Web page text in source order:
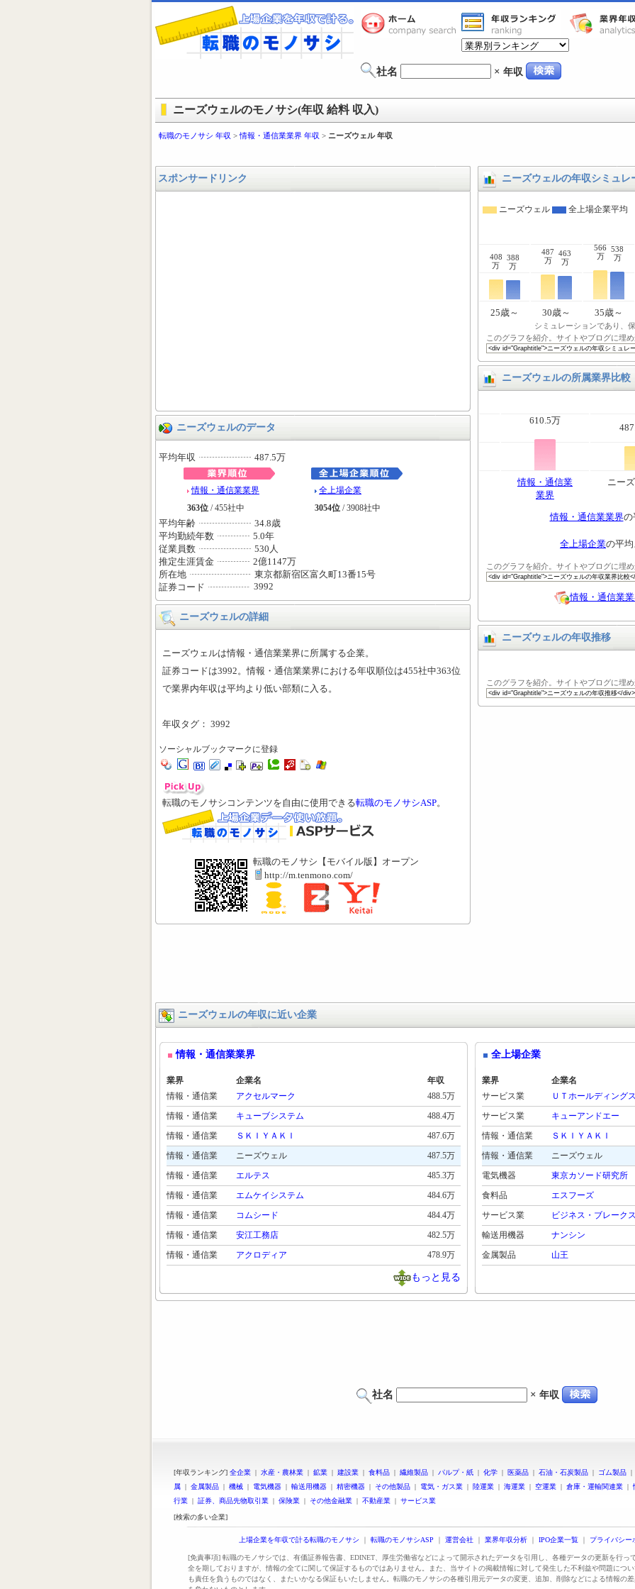
社名 × 年収
ニーズウェルのモノサシ(年収 給料 収入)
転職のモノサシ 年収 >情報・通信業業界 年収 > ニーズウェル 年収
スポンサードリンク
ニーズウェルのデータ
平均年収 487.5万
情報・通信業業界
363位 / 455社中
全上場企業
3054位 / 3908社中
平均年齢
34.8歳
平均勤続年数
5.0年
従業員数
530人
推定生涯賃金
2億1147万
所在地
東京都新宿区富久町13番15号
証券コード
3992
ニーズウェルの詳細
ニーズウェルは情報・通信業業界に所属する企業。
証券コードは3992。情報・通信業業界における年収順位は455社中363位
で業界内年収は平均より低い部類に入る。
年収タグ： 3992
ソーシャルブックマークに登録
転職のモノサシコンテンツを自由に使用できる転職のモノサシASP。
転職のモノサシ【モバイル版】オープン
http://m.tenmono.com/
ニーズウェルの年収シミュレ
ニーズウェル 全上場企業平均
408
万
388
万
487
万
463
万
566
万
538
万
25歳～ 30歳～ 35歳～
シミュレーションであり、
このグラフを紹介。サイトやブログに埋
ニーズウェルの所属業界比較
610.5万
情報・通信業
業界
ニー
情報・通信業業界の
全上場企業の平
このグラフを紹介。サイトやブログに埋
情報・通信業
ニーズウェルの年収推移
このグラフを紹介。サイトやブログに埋
ニーズウェルの年収に近い企業
情報・通信業業界
業界 企業名
年収
情報・通信業
アクセルマーク
488.5万
情報・通信業
キューブシステム
488.4万
情報・通信業
ＳＫＩＹＡＫＩ
487.6万
情報・通信業
ニーズウェル
487.5万
情報・通信業
エルテス
485.3万
情報・通信業
エムケイシステム
484.6万
情報・通信業
コムシード
484.4万
情報・通信業
安江工務店
482.5万
情報・通信業
アクロディア 478.9万
もっと見る
全上場企業
業界
企業名
サービス業
ＵＴホールディング
サービス業
キューアンドエー
情報・通信業
ＳＫＩＹＡＫＩ
情報・通信業
ニーズウェル
電気機器
東京カソード研究所
食料品
エスフーズ
サービス業
ビジネス・ブレーク
輸送用機器
ナンシン
金属製品
山王
社名 × 年収
[年収ランキング] 全企業 | 水産・農林業 | 鉱業 | 建設業 | 食料品 | 繊維製品 | パルプ・紙 | 化学 | 医薬品 | 石油・石炭製品 | ゴム製品
属 | 金属製品 | 機械 | 電気機器 | 輸送用機器 | 精密機器 | その他製品 | 電気・ガス業 | 陸運業 | 海運業 | 空運業 | 倉庫・運輸関連業 |
行業 | 証券、商品先物取引業 | 保険業 | その他金融業 | 不動産業 | サービス業
[検索の多い企業]
上場企業を年収で計る転職のモノサシ ｜ 転職のモノサシASP ｜ 運営会社 ｜ 業界年収分析 ｜ IPO企業一覧 ｜ プライバシー
[免責事項] 転職のモノサシでは、有価証券報告書、EDINET、厚生労働省などによって開示されたデータを引用し、各種データの更新を行っ
全を期しておりますが、情報の全てに関して保証するものではありません。また、当サイトの掲載情報に対して発生した不利益や問題につ
も責任を負うものではなく、またいかなる保証もいたしません。転職のモノサシの各種引用元データの変更、追加、削除などによる情報の